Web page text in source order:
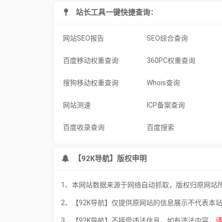
站长工具一键快捷查询：
网站SEO报告 SEO综合查询
百度移动权重查询 360PC权重查询
搜狗移动权重查询 Whois查询
网站测速 ICP备案查询
百度收录查询 百度搜索
【92K导航】版权申明
1、本网站数据来源于网络自动抓取，版权归原网站
2、【92K导航】仅提供原网站的信息展示不代表本